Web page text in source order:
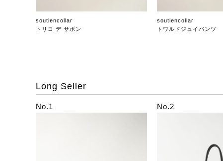
soutiencollar
トリコ デ サボン
soutiencollar
トワルドジュイパンツ
Long Seller
No.1 No.2